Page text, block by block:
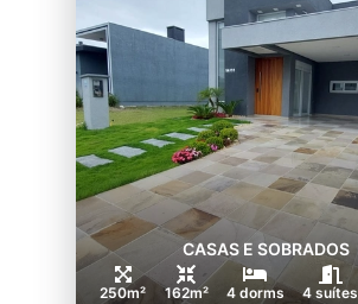
CASAS E SOBRADOS
250m² 162m² 4 dorms 4 suítes